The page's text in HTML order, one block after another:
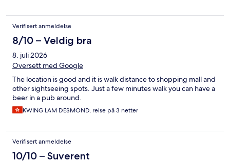
Verifisert anmeldelse
8/10 – Veldig bra
8. juli 2026
Oversett med Google
The location is good and it is walk distance to shopping mall and
other sightseeing spots. Just a few minutes walk you can have a
beer in a pub around.
KWING LAM DESMOND, reise på 3 netter
Verifisert anmeldelse
10/10 – Suverent